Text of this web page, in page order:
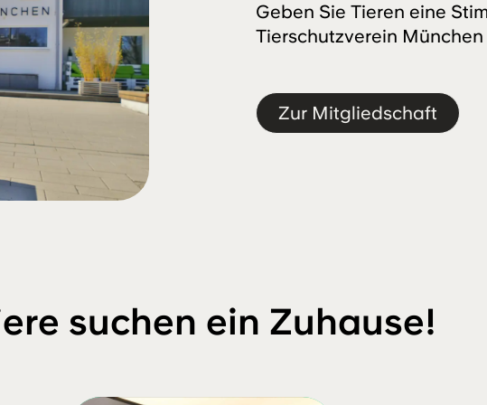
Geben Sie Tieren eine
Tierschutzverein München
Zur Mitgliedschaft
suchen ein Zuhause!